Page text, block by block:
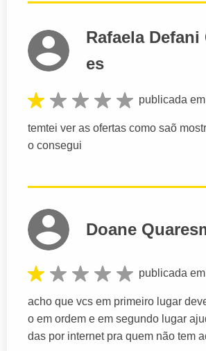
Rafaela
es
publicada
temtei ver as ofertas como saõ
o consegui
Doane
publicada
acho que vcs em primeiro lugar
o em ordem e em segundo lugar
das por internet pra quem não tem